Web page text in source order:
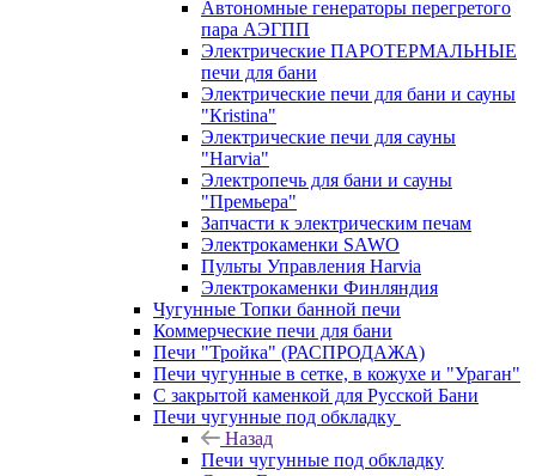
Автономные генераторы перегретого
пара АЭГПП
Электрические ПАРОТЕРМАЛЬНЫЕ
печи для бани
Электрические печи для бани и сауны
"Кristina"
Электрические печи для сауны
"Harvia"
Электропечь для бани и сауны
"Премьера"
Запчасти к электрическим печам
Электрокаменки SAWO
Пульты Управления Harvia
Электрокаменки Финляндия
Чугунные Топки банной печи
Коммерческие печи для бани
Печи "Тройка" (РАСПРОДАЖА)
Печи чугунные в сетке, в кожухе и "Ураган"
С закрытой каменкой для Русской Бани
Печи чугунные под обкладку
Назад
Печи чугунные под обкладку